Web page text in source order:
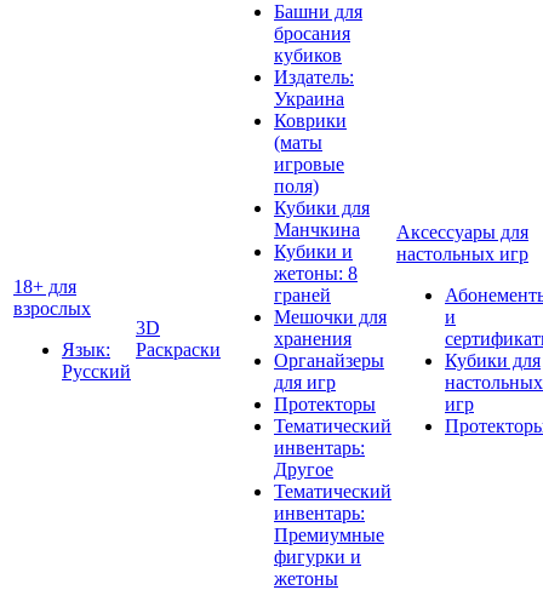
18+ для
взрослых
Язык:
Русский
3D
Раскраски
Башни для
бросания
кубиков
Издатель:
Украина
Коврики
(маты
игровые
поля)
Кубики для
Манчкина
Кубики и
жетоны: 8
граней
Мешочки для
хранения
Органайзеры
для игр
Протекторы
Тематический
инвентарь:
Другое
Тематический
инвентарь:
Премиумные
фигурки и
жетоны
Аксессуары для
настольных игр
и
Кубики для
настольных
игр